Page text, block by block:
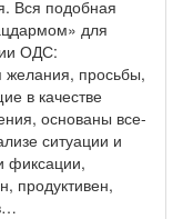
Вся подобная
для
ОДС:
желания, просьбы,
в качестве
основаны все-
ситуации и
фиксации,
продуктивен,